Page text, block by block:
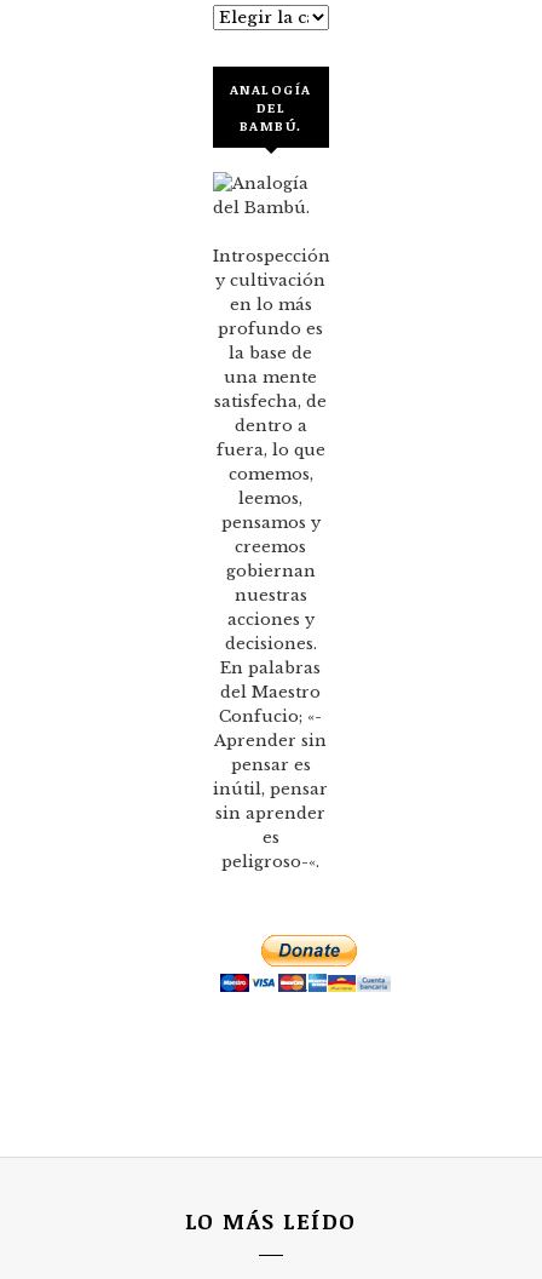
Categorías
ANALOGÍA
DEL
BAMBÚ.
Introspección
y cultivación
en lo más
profundo es
la base de
una mente
satisfecha, de
dentro a
fuera, lo que
comemos,
leemos,
pensamos y
creemos
gobiernan
nuestras
acciones y
decisiones.
En palabras
del Maestro
Confucio; «-
Aprender sin
pensar es
inútil, pensar
sin aprender
es
peligroso-«.
LO MÁS LEÍDO